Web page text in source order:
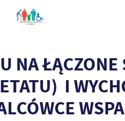
NA ŁĄCZONE
I